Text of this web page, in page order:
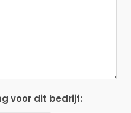
voor dit bedrijf: